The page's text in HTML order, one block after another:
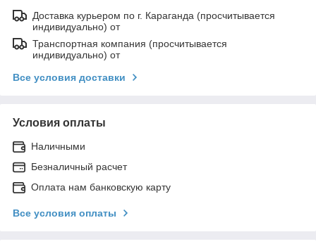
Доставка курьером по г. Караганда (просчитывается
индивидуально) от
Транспортная компания (просчитывается
индивидуально) от
Все условия доставки
Условия оплаты
Наличными
Безналичный расчет
Оплата нам банковскую карту
Все условия оплаты